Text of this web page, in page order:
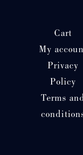
Cart
My
Privacy
Policy
Terms